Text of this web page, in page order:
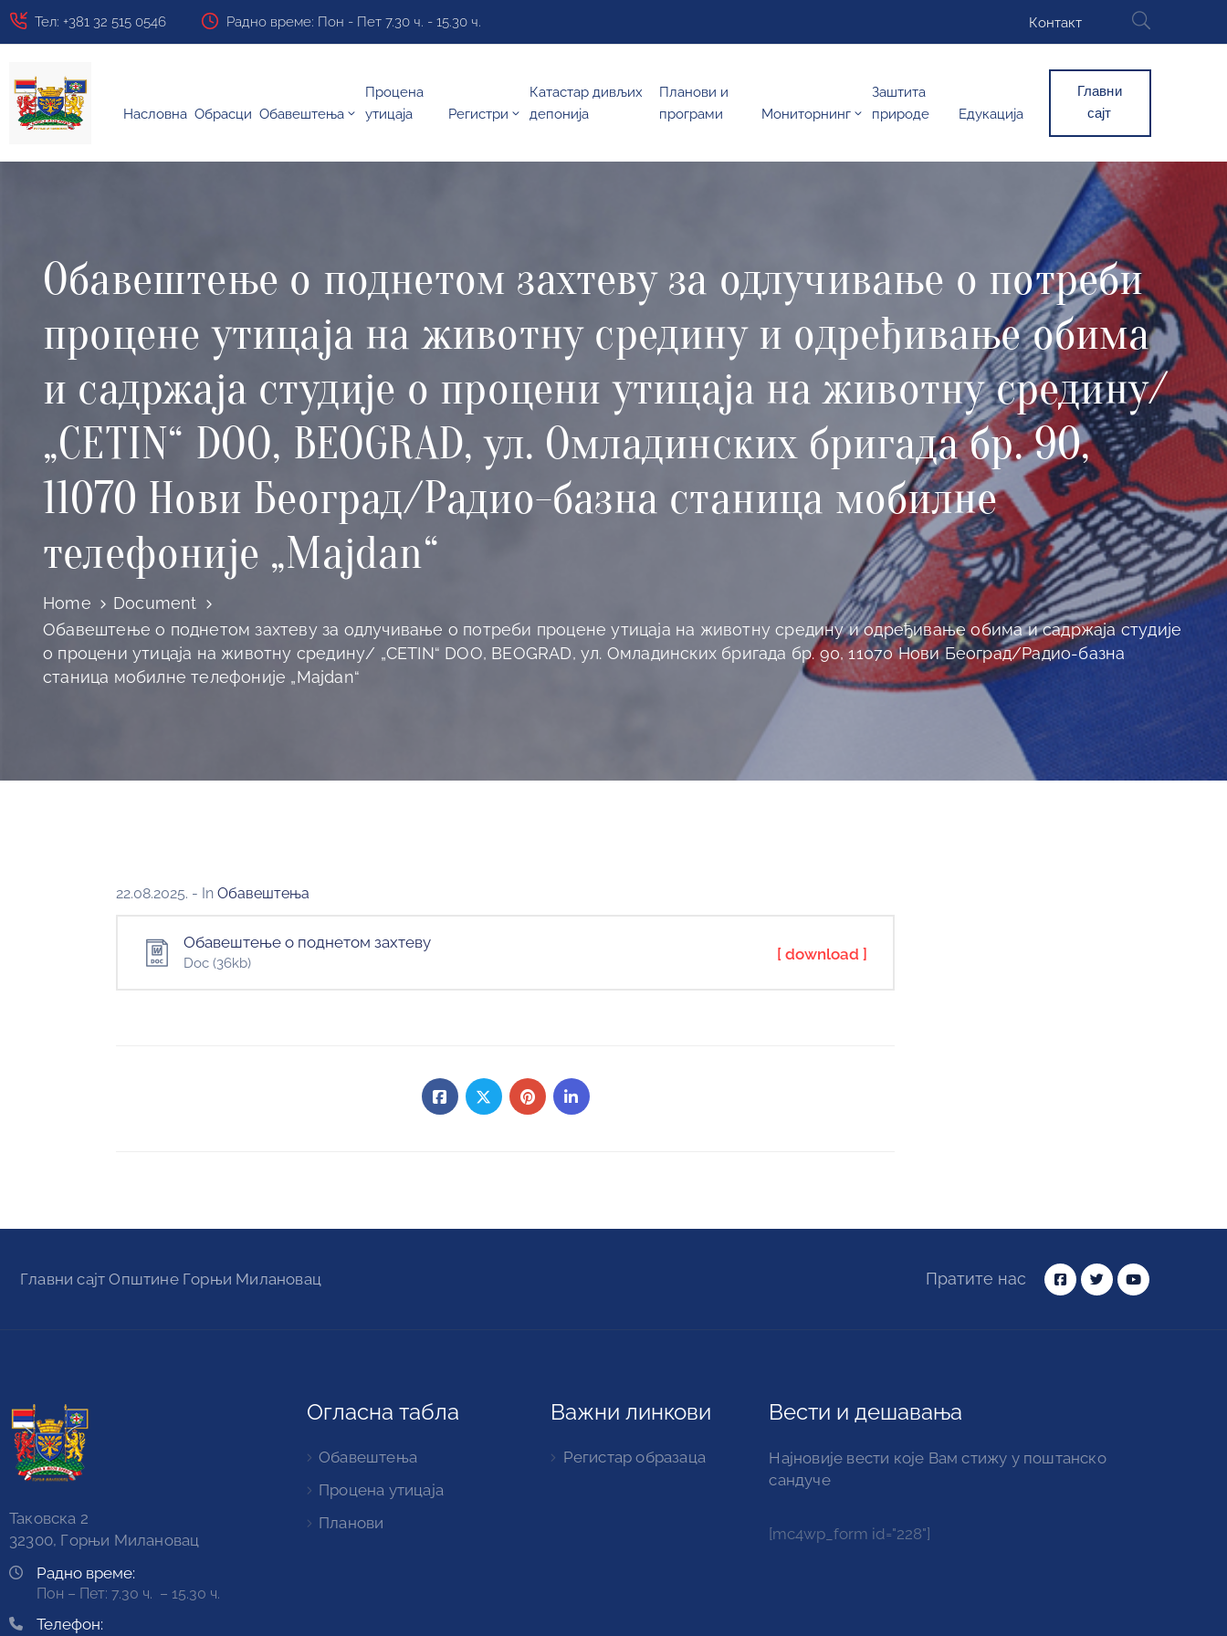
Тел: +381 32 515 0546 Радно време: Пон - Пет 7.30 ч. - 15.30 ч. Контакт
Насловна Обрасци Обавештења
Процена
утицаја
Регистри
Катастар дивљих
депонија
Планови и
програми
Мониторнинг
Заштита
природе
Едукација
Главни
сајт
Обавештење о поднетом захтеву за одлучивање о потреби
процене утицаја на животну средину и одређивање обима
и садржаја студије о процени утицаја на животну средину/
„CETIN“ DOO, BEOGRAD, ул. Омладинских бригада бр. 90,
11070 Нови Београд/Радио-базна станица мобилне
телефоније „Majdan“
Home
Document
Обавештење о поднетом захтеву за одлучивање о потреби процене утицаја на животну средину и одређивање обима и садржаја студије
о процени утицаја на животну средину/ „CETIN“ DOO, BEOGRAD, ул. Омладинских бригада бр. 90, 11070 Нови Београд/Радио-базна
станица мобилне телефоније „Majdan“
22.08.2025. - In Обавештења
Обавештење о поднетом захтеву
Doc (36kb) [ download ]
Главни сајт Oпштине Горњи Милановац Пратите нас
Таковска 2
32300, Горњи Милановац
Радно време:
Пон – Пет: 7.30 ч. – 15.30 ч.
Телефон:
Огласна табла
Обавештења
Процена утицаја
Планови
Важни линкови
Регистар образаца
Вести и дешавања
Најновије вести које Вам стижу у поштанско
сандуче
[mc4wp_form id="228"]